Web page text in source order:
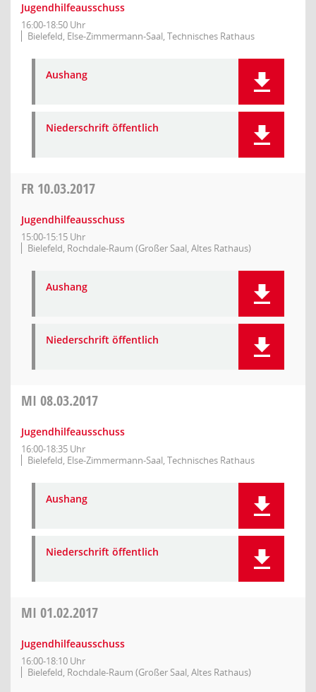
Jugendhilfeausschuss
16:00-18:50 Uhr
Bielefeld, Else-Zimmermann-Saal, Technisches Rathaus
Aushang
Niederschrift öffentlich
FR 10.03.2017
Jugendhilfeausschuss
15:00-15:15 Uhr
Bielefeld, Rochdale-Raum (Großer Saal, Altes Rathaus)
Aushang
Niederschrift öffentlich
MI 08.03.2017
Jugendhilfeausschuss
16:00-18:35 Uhr
Bielefeld, Else-Zimmermann-Saal, Technisches Rathaus
Aushang
Niederschrift öffentlich
MI 01.02.2017
Jugendhilfeausschuss
16:00-18:10 Uhr
Bielefeld, Rochdale-Raum (Großer Saal, Altes Rathaus)